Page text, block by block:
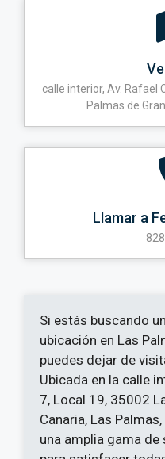
calle interior, Av. Rafael
Palmas de
Llamar a
Si estás buscando
ubicación en Las
puedes dejar de
Ubicada en la calle
7, Local 19, 35002
Canaria, Las
una amplia gama